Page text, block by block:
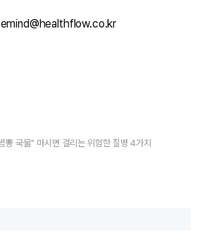
뽕 국물" 마시면 걸리는 위험한 질병 4가지